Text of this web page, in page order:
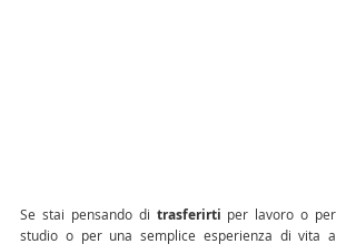
Se stai pensando di trasferirti per lavoro o per
studio o per una semplice esperienza di vita a